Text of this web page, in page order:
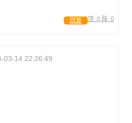
顶: 0 踩: 0
回复
03-14 22:26:49